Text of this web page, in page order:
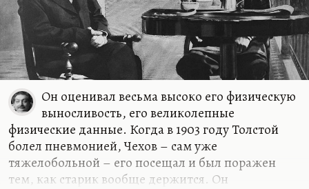
Он оценивал весьма высоко его физическую
выносливость, его великолепные
физические данные. Когда в 1903 году Толстой
болел пневмонией, Чехов – сам уже
тяжелобольной – его посещал и был поражен
тем, как старик вообще держится. Он